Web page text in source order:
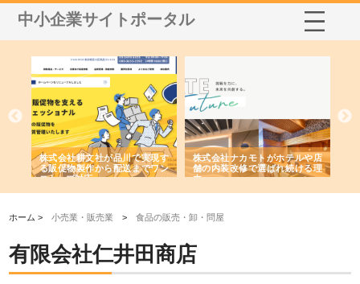
中小企業サイトポータル
株式会社耕文社が品川で実現す
る販促物製作から配送までワン
ストップ対応
株式会社ナカモトがホテルや店
舗の内装改修で選ばれ続ける理
由
ホーム >小売業・販売業 >食品の販売・卸・問屋
有限会社仁井田商店